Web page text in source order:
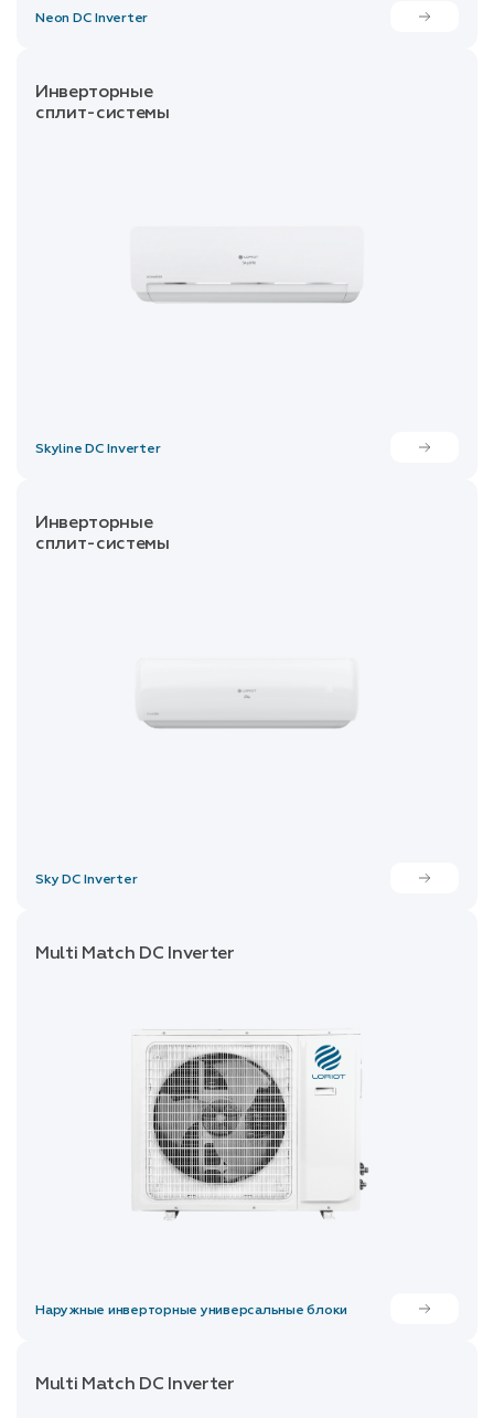
Neon DC Inverter
Инверторные
сплит-системы
Skyline DC Inverter
Инверторные
сплит-системы
Sky DC Inverter
Multi Match DC Inverter
Наружные инверторные универсальные блоки
Multi Match DC Inverter